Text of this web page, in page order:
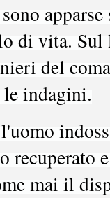
di vita. Sul
del
indagini.
mai il